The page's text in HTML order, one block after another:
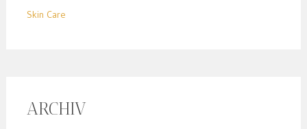
Skin Care
ARCHIV